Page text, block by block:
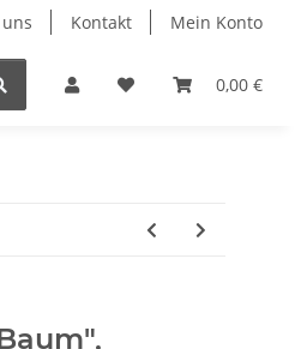
Kontakt Mein Konto
0,00 €
Ketten & Colliers